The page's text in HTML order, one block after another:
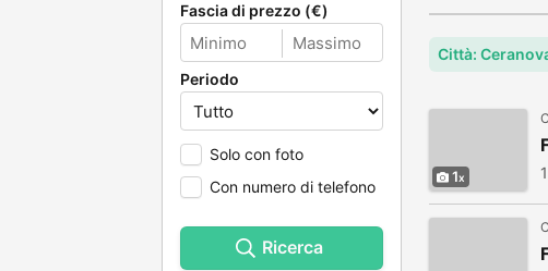
Fascia di prezzo (€)
Periodo
Solo con foto
Con numero di telefono
Ricerca
Città:
1